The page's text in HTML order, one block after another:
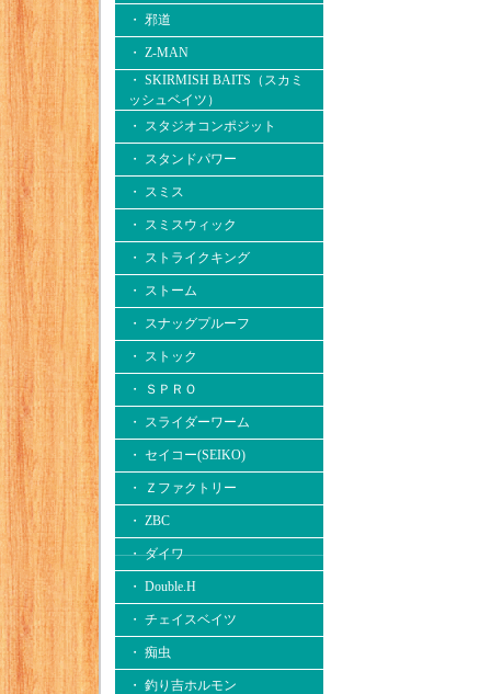
・ 邪道
・ Z-MAN
・ SKIRMISH BAITS（スカミ
ッシュベイツ）
・ スタジオコンポジット
・ スタンドパワー
・ スミス
・ スミスウィック
・ ストライクキング
・ ストーム
・ スナッグプルーフ
・ ストック
・ ＳＰＲＯ
・ スライダーワーム
・ セイコー(SEIKO)
・ Ｚファクトリー
・ ZBC
・ ダイワ
・ Double.H
・ チェイスベイツ
・ 痴虫
・ 釣り吉ホルモン